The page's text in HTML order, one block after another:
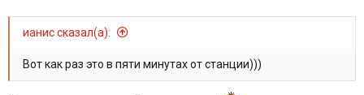
ианис сказал(а):
Вот как раз это в пяти минутах от станции)))